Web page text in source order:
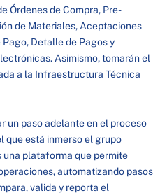
Órdenes de Compra, Pre-
de Materiales, Aceptaciones
Detalle de Pagos y
Asimismo, tomarán el
a la Infraestructura Técnica
un paso adelante en el proceso
que está inmerso el grupo
una plataforma que permite
automatizando pasos
valida y reporta el